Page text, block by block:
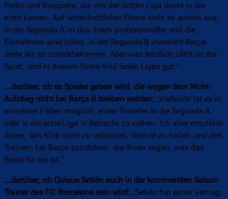
Pedro und Busquets, die von der dritten Liga direkt in die
erste kamen. Auf wirtschaftlicher Ebene sieht es anders aus:
In der Segunda A ist das Team professioneller und die
Einnahmen sind höher. In der Segunda B investiert Barça
mehr als es zurückbekommt. Aber was letztlich zählt ist der
Sport, und in diesem Sinne sind beide Ligen gut.“
…darüber, ob es Spieler geben wird, die wegen dem Nicht-
Aufstieg nicht bei Barça B bleiben werden: „Vielleicht ist es in
einzelnen Fällen möglich, einen Transfer in die Segunda A
oder in die erste Liga in Betracht zu ziehen. Ich aber empfehle
ihnen, den Klub nicht zu verlassen, Geduld zu haben und den
Trainern bei Barça zuzuhören, die ihnen sagen, was das
Beste für sie ist.“
…darüber, ob Quique Setién auch in der kommenden Saison
Trainer des FC Barcelona sein wird: „Setién hat einen Vertrag.